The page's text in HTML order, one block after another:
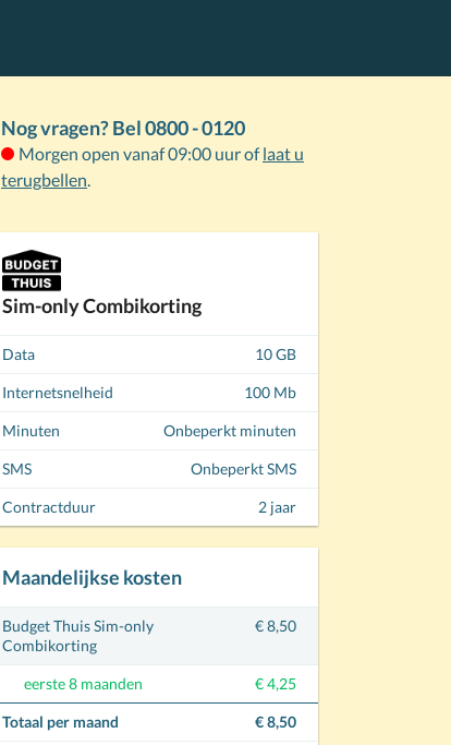
Nog vragen? Bel 0800 - 0120
Morgen open vanaf 09:00 uur of laat u
terugbellen.
Sim-only Combikorting
Data 10 GB
Internetsnelheid 100 Mb
Minuten Onbeperkt minuten
SMS Onbeperkt SMS
Contractduur 2 jaar
Maandelijkse kosten
Budget Thuis Sim-only
Combikorting
€ 8,50
eerste 8 maanden € 4,25
Totaal per maand € 8,50